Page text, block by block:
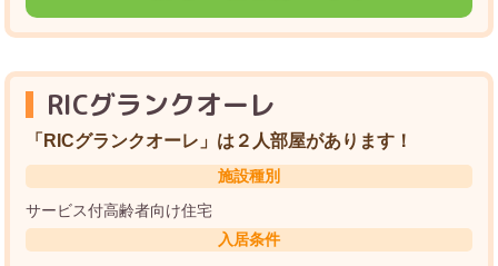
RICグランクオーレ
「RICグランクオーレ」は２人部屋があります！
施設種別
サービス付高齢者向け住宅
入居条件